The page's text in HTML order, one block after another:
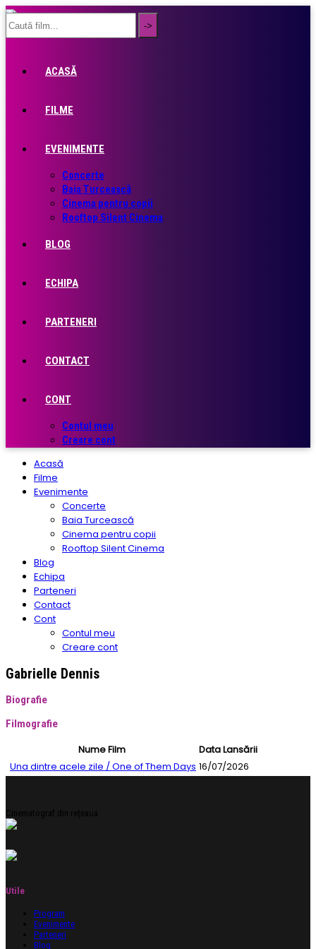
ACASĂ
FILME
EVENIMENTE
Concerte
Baia Turcească
Cinema pentru copii
Rooftop Silent Cinema
BLOG
ECHIPA
PARTENERI
CONTACT
CONT
Contul meu
Creare cont
Acasă
Filme
Evenimente
Concerte
Baia Turcească
Cinema pentru copii
Rooftop Silent Cinema
Blog
Echipa
Parteneri
Contact
Cont
Contul meu
Creare cont
Gabrielle Dennis
Biografie
Filmografie
Nume Film
Data Lansării
Una dintre acele zile / One of Them Days 16/07/2026
Cinematograf din rețeaua
Utile
Program
Evenimente
Parteneri
Blog